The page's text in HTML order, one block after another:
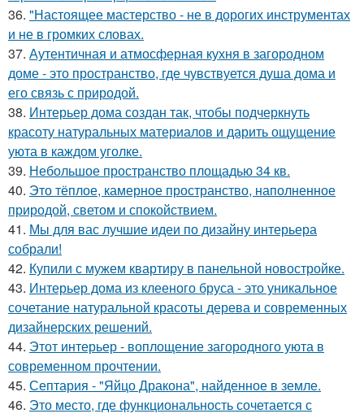
36. "Настоящее мастерство - не в дорогих инструментах
и не в громких словах.
37. Аутентичная и атмосферная кухня в загородном
доме - это пространство, где чувствуется душа дома и
его связь с природой.
38. Интерьер дома создан так, чтобы подчеркнуть
красоту натуральных материалов и дарить ощущение
уюта в каждом уголке.
39. Небольшое пространство площадью 34 кв.
40. Это тёплое, камерное пространство, наполненное
природой, светом и спокойствием.
41. Мы для вас лучшие идеи по дизайну интерьера
собрали!
42. Купили с мужем квартиру в панельной новостройке.
43. Интерьер дома из клееного бруса - это уникальное
сочетание натуральной красоты дерева и современных
дизайнерских решений.
44. Этот интерьер - воплощение загородного уюта в
современном прочтении.
45. Септария - "Яйцо Дракона", найденное в земле.
46. Это место, где функциональность сочетается с